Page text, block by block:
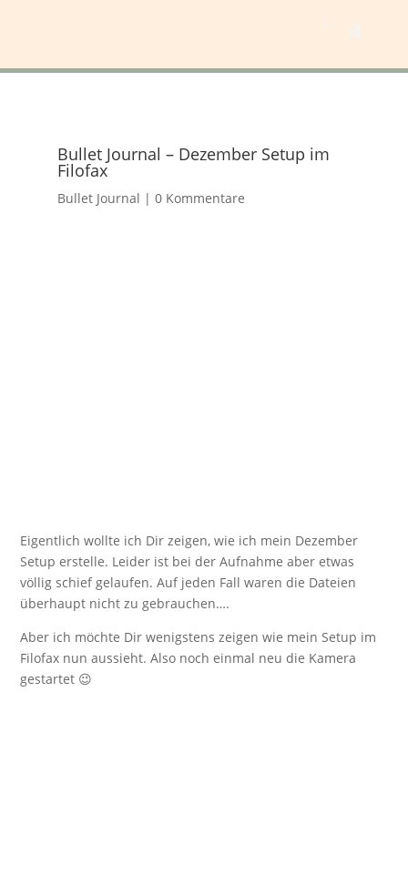
Bullet Journal – Dezember Setup im
Filofax
Bullet Journal | 0 Kommentare
Eigentlich wollte ich Dir zeigen, wie ich mein Dezember
Setup erstelle. Leider ist bei der Aufnahme aber etwas
völlig schief gelaufen. Auf jeden Fall waren die Dateien
überhaupt nicht zu gebrauchen….
Aber ich möchte Dir wenigstens zeigen wie mein Setup im
Filofax nun aussieht. Also noch einmal neu die Kamera
gestartet 😉